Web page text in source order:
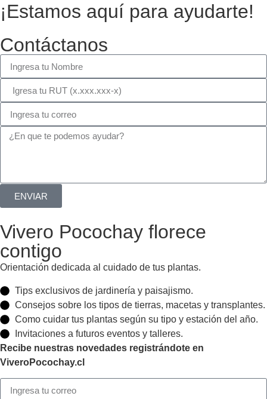
¡Estamos aquí para ayudarte!
Contáctanos
ENVIAR
Vivero Pocochay florece
contigo
Orientación dedicada al cuidado de tus plantas.
Tips exclusivos de jardinería y paisajismo.
Consejos sobre los tipos de tierras, macetas y transplantes.
Como cuidar tus plantas según su tipo y estación del año.
Invitaciones a futuros eventos y talleres.
Recibe nuestras novedades registrándote en
ViveroPocochay.cl